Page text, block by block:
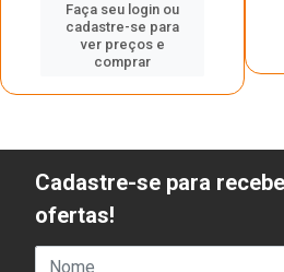
Faça seu login ou
cadastre-se para
ver preços e
comprar
Cadastre-se para
ofertas!